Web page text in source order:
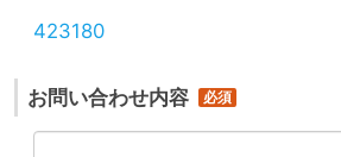
423180
お問い合わせ内容